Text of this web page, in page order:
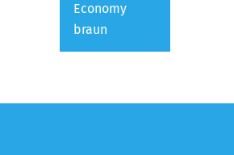
Economy
braun